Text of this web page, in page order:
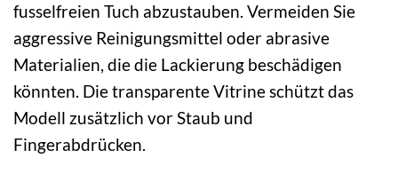
fusselfreien Tuch abzustauben. Vermeiden Sie
aggressive Reinigungsmittel oder abrasive
Materialien, die die Lackierung beschädigen
könnten. Die transparente Vitrine schützt das
Modell zusätzlich vor Staub und
Fingerabdrücken.